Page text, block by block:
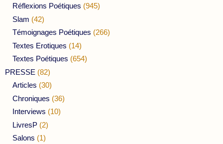
Réflexions Poétiques (945)
Slam (42)
Témoignages Poétiques (266)
Textes Erotiques (14)
Textes Poétiques (654)
PRESSE (82)
Articles (30)
Chroniques (36)
Interviews (10)
LivresP (2)
Salons (1)